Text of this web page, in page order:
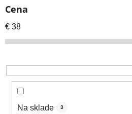
p
r
o
u
k
Cena
€ 38
Na sklade 3